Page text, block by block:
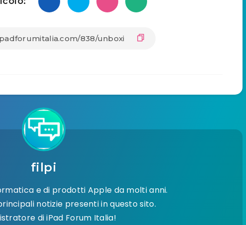
filpi
e di prodotti Apple da molti anni.
notizie presenti in questo sito.
di iPad Forum Italia!